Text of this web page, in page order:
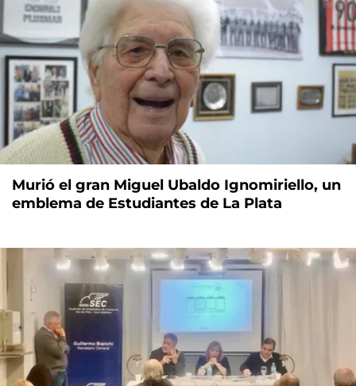
Murió el gran Miguel Ubaldo Ignomiriello, un
emblema de Estudiantes de La Plata